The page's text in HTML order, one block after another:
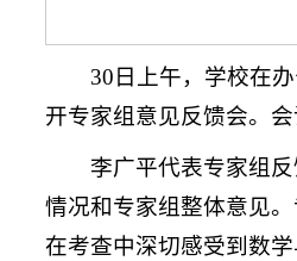
30日上午，学校在
开专家组意见反馈会。会
李广平代表专家组
情况和专家组整体意见。
在考查中深切感受到 数